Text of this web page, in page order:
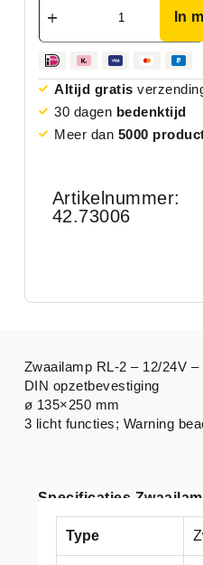
In
Altijd gratis
30 dagen bedenktijd
Meer dan 5000
Artikelnummer:
42.73006
Specificaties
Type
Zwaailamp RL-2 – 12/24V –
DIN opzetbevestiging
ø 135×250 mm
3 licht functies; Warning